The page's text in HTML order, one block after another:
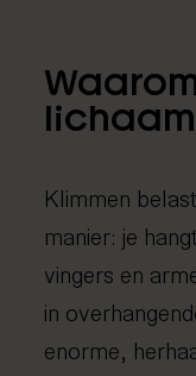
Klimmen
manier: je
vingers en
in
enorme,